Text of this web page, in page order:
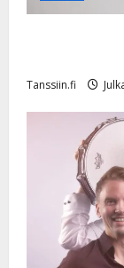
Tanssiin.fi